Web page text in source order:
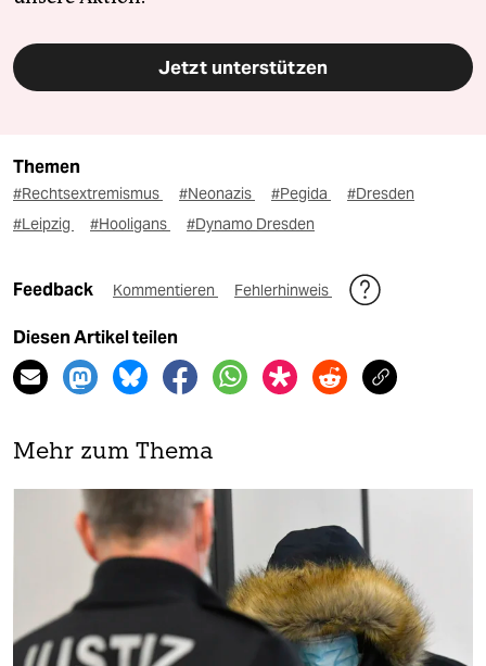
Jetzt unterstützen
Themen
#Rechtsextremismus #Neonazis #Pegida
#Dresden
#Leipzig
#Hooligans #Dynamo Dresden
Feedback Kommentieren Fehlerhinweis
Diesen Artikel teilen
Mehr zum Thema